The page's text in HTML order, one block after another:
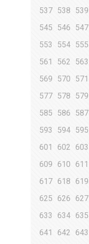
537 538 539
545
546 547
553
554 555
561
562 563
569
570 571
577 578 579
585
586 587
593
594 595
601
602 603
609
610 611
617 618 619
625
626 627
633
634 635
641
642 643